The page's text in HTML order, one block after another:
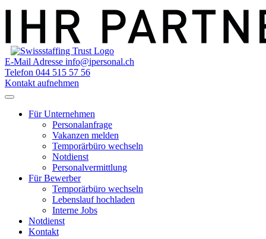
E-Mail Adresse info@ipersonal.ch
Telefon 044 515 57 56
Kontakt aufnehmen
Für Unternehmen
Personalanfrage
Vakanzen melden
Temporärbüro wechseln
Notdienst
Personalvermittlung
Für Bewerber
Temporärbüro wechseln
Lebenslauf hochladen
Interne Jobs
Notdienst
Kontakt